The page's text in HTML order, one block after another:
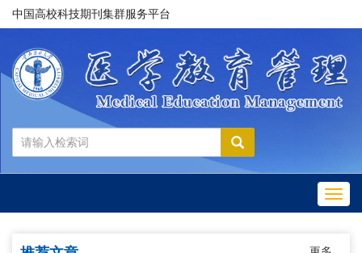
中国高校科技期刊集群服务平台